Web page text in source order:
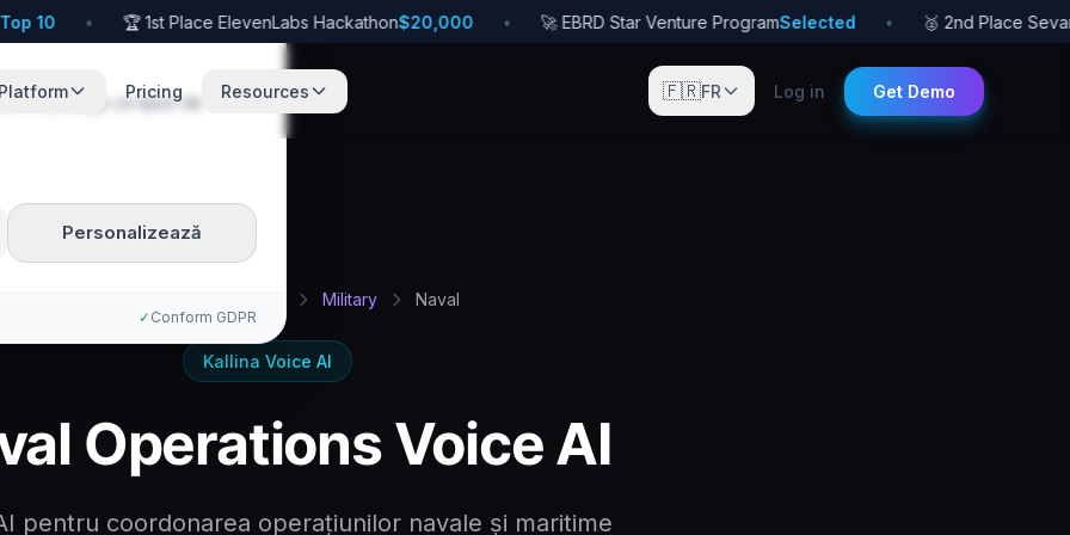
Poți alege ce tipuri de
Personalizează
✓ Conform GDPR
10 🏆 1st Place ElevenLabs Hackathon$20,000 🚀 EBRD Star Venture ProgramSelected 🥈 2nd Place Sevan
Platform Pricing Resources 🇫🇷FR Log in Get Demo
Military Naval
Kallina Voice AI
Operations Voice AI
pentru coordonarea operațiunilor navale și maritime